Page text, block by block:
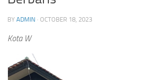
BY ADMIN · OCTOBER 18, 2023
Kota W